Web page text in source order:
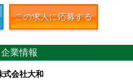
この求人に応募する
企業情報
式会社大和